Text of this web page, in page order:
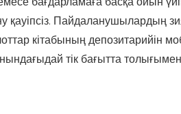
қауіпсіз. Пайдаланушылардың
кітабының депозитарийін
тік бағытта